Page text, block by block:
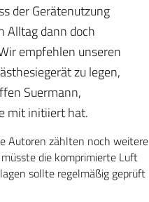
der Gerätenutzung
Alltag dann doch
empfehlen unseren
zu legen,
Suermann,
mit initiiert hat.
Autoren zählten noch weitere
die komprimierte Luft
sollte regelmäßig geprüft